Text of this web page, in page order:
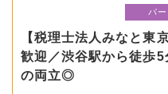
パー
【税理士法人みなと東
歓迎／渋谷駅から徒歩
の両立◎